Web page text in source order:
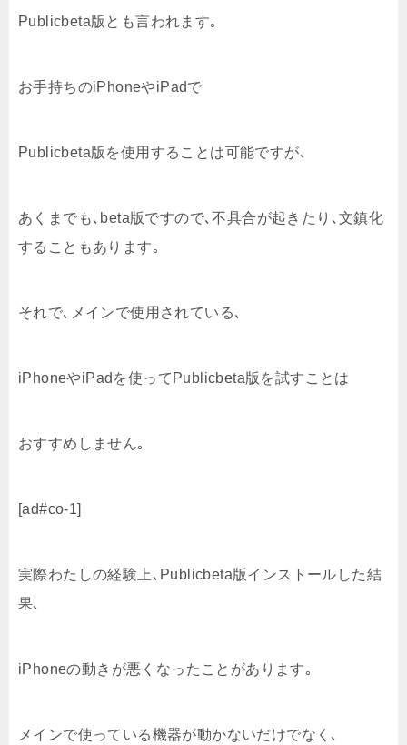
Publicbeta版とも言われます｡
お手持ちのiPhoneやiPadで
Publicbeta版を使用することは可能ですが､
あくまでも､beta版ですので､不具合が起きたり､文鎮化
することもあります｡
それで､メインで使用されている､
iPhoneやiPadを使ってPublicbeta版を試すことは
おすすめしません｡
[ad#co-1]
実際わたしの経験上､Publicbeta版インストールした結
果､
iPhoneの動きが悪くなったことがあります｡
メインで使っている機器が動かないだけでなく､